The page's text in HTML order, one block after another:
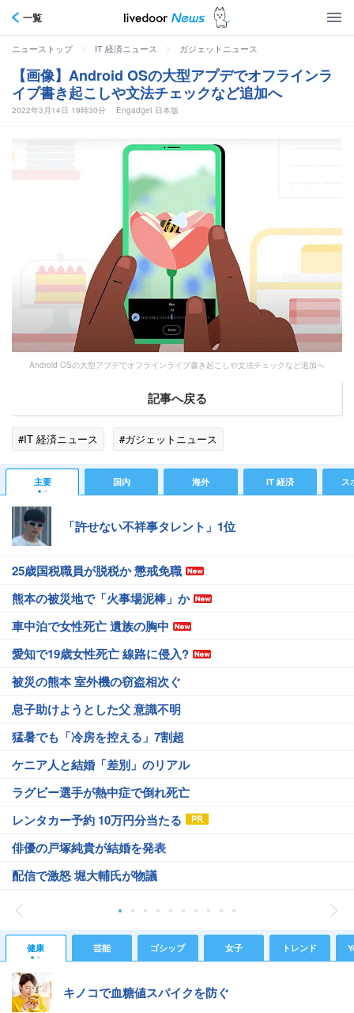
一覧
ニューストップ > IT 経済ニュース > ガジェットニュース
【画像】Android OSの大型アプデでオフラインラ
イブ書き起こしや文法チェックなど追加へ
2022年3月14日 19時30分 Engadget 日本版
Android OSの大型アプデでオフラインライブ書き起こしや文法チェックなど追加へ
記事へ戻る
#IT 経済ニュース #ガジェットニュース
主要 国内 海外 IT 経済 ス
「許せない不祥事タレント」1位
25歳国税職員が脱税か 懲戒免職
熊本の被災地で「火事場泥棒」か
車中泊で女性死亡 遺族の胸中
愛知で19歳女性死亡 線路に侵入?
被災の熊本 室外機の窃盗相次ぐ
息子助けようとした父 意識不明
猛暑でも「冷房を控える」7割超
ケニア人と結婚「差別」のリアル
ラグビー選手が熱中症で倒れ死亡
レンタカー予約 10万円分当たる
俳優の戸塚純貴が結婚を発表
配信で激怒 堀大輔氏が物議
健康 芸能 ゴシップ 女子 トレンド
キノコで血糖値スパイクを防ぐ